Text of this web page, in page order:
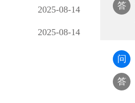
2025-08-14
2025-08-14
答
问
答